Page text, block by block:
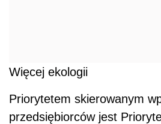
Więcej ekologii
Priorytetem skierowanym
przedsiębiorców jest